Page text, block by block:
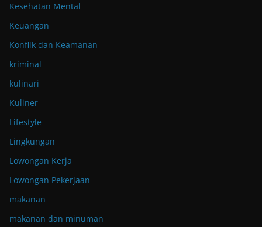
Kesehatan Mental
Keuangan
Konflik dan Keamanan
kriminal
kulinari
Kuliner
Lifestyle
Lingkungan
Lowongan Kerja
Lowongan Pekerjaan
makanan
makanan dan minuman